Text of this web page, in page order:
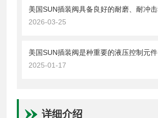
2026-03-25
美国SUN插装阀是种重要的液压控制元件
2025-01-17
详细介绍